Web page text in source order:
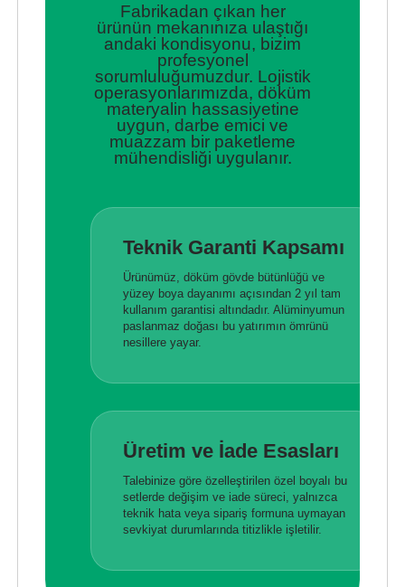
Fabrikadan çıkan her
ürünün mekanınıza ulaştığı
andaki kondisyonu, bizim
profesyonel
sorumluluğumuzdur. Lojistik
operasyonlarımızda, döküm
materyalin hassasiyetine
uygun, darbe emici ve
muazzam bir paketleme
mühendisliği uygulanır.
Teknik Garanti Kapsamı
Ürünümüz, döküm gövde bütünlüğü ve
yüzey boya dayanımı açısından 2 yıl tam
kullanım garantisi altındadır. Alüminyumun
paslanmaz doğası bu yatırımın ömrünü
nesillere yayar.
Üretim ve İade Esasları
Talebinize göre özelleştirilen özel boyalı bu
setlerde değişim ve iade süreci, yalnızca
teknik hata veya sipariş formuna uymayan
sevkiyat durumlarında titizlikle işletilir.